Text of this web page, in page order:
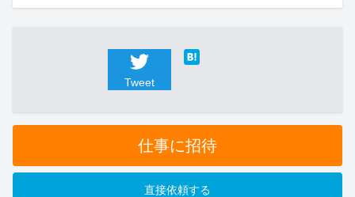
Tweet
仕事に招待
直接依頼する